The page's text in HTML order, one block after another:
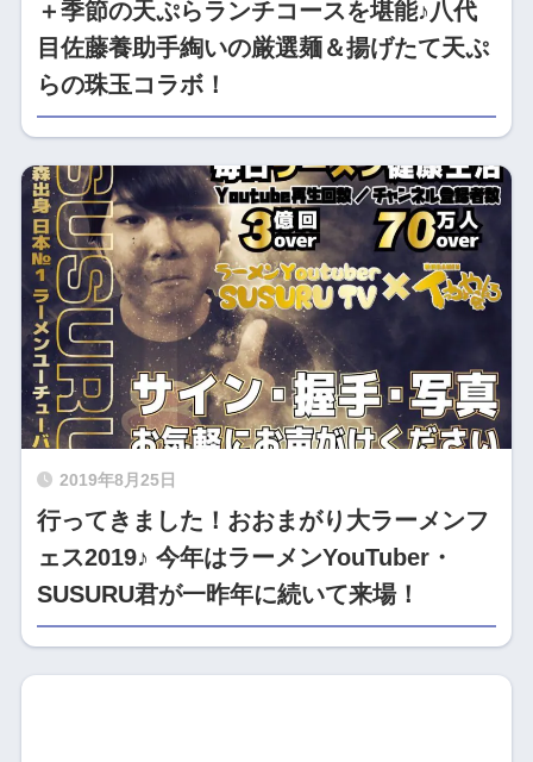
＋季節の天ぷらランチコースを堪能♪八代
目佐藤養助手綯いの厳選麺＆揚げたて天ぷ
らの珠玉コラボ！
2019年8月25日
行ってきました！おおまがり大ラーメンフ
ェス2019♪ 今年はラーメンYouTuber・
SUSURU君が一昨年に続いて来場！